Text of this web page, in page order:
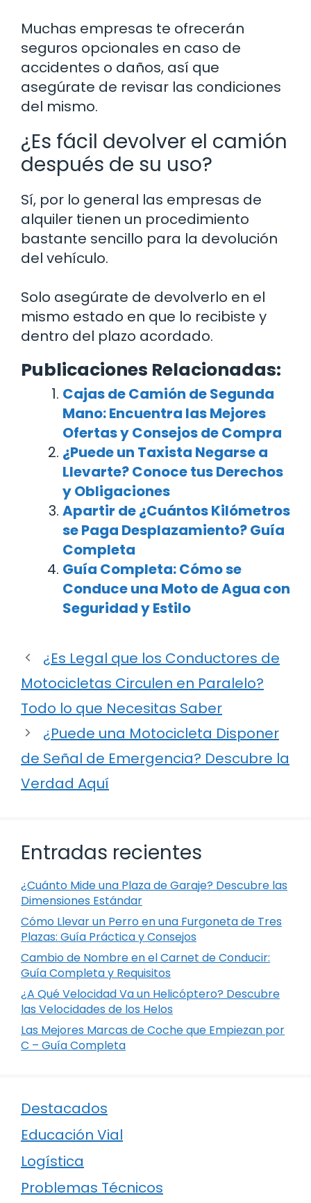
Muchas empresas te ofrecerán
seguros opcionales en caso de
accidentes o daños, así que
asegúrate de revisar las condiciones
del mismo.
¿Es fácil devolver el camión
después de su uso?
Sí, por lo general las empresas de
alquiler tienen un procedimiento
bastante sencillo para la devolución
del vehículo.
Solo asegúrate de devolverlo en el
mismo estado en que lo recibiste y
dentro del plazo acordado.
Publicaciones Relacionadas:
Cajas de Camión de Segunda
Mano: Encuentra las Mejores
Ofertas y Consejos de Compra
¿Puede un Taxista Negarse a
Llevarte? Conoce tus Derechos
y Obligaciones
Apartir de ¿Cuántos Kilómetros
se Paga Desplazamiento? Guía
Completa
Guía Completa: Cómo se
Conduce una Moto de Agua con
Seguridad y Estilo
¿Es Legal que los Conductores de
Motocicletas Circulen en Paralelo?
Todo lo que Necesitas Saber
¿Puede una Motocicleta Disponer
de Señal de Emergencia? Descubre la
Verdad Aquí
Entradas recientes
¿Cuánto Mide una Plaza de Garaje? Descubre las
Dimensiones Estándar
Cómo Llevar un Perro en una Furgoneta de Tres
Plazas: Guía Práctica y Consejos
Cambio de Nombre en el Carnet de Conducir:
Guía Completa y Requisitos
¿A Qué Velocidad Va un Helicóptero? Descubre
las Velocidades de los Helos
Las Mejores Marcas de Coche que Empiezan por
C – Guía Completa
Destacados
Educación Vial
Logística
Problemas Técnicos